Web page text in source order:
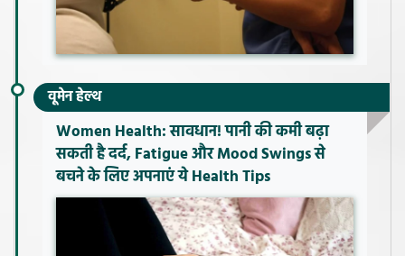
वूमेन हेल्थ
Women Health: सावधान! पानी की कमी बढ़ा
सकती है दर्द, Fatigue और Mood Swings से
बचने के लिए अपनाएं ये Health Tips